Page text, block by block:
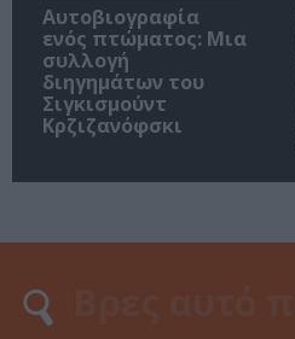
Αυτοβιογραφία
ενός πτώματος: Μια
συλλογή
διηγημάτων του
Σιγκισμούντ
Κρζιζανόφσκι